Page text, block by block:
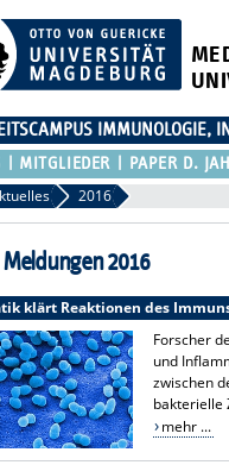
IMMUNOLOGIE,
MITGLIEDER PAPER D.
2016
2016
klärt Reaktionen des
Forscher
und
zwischen
bakterielle
mehr ...